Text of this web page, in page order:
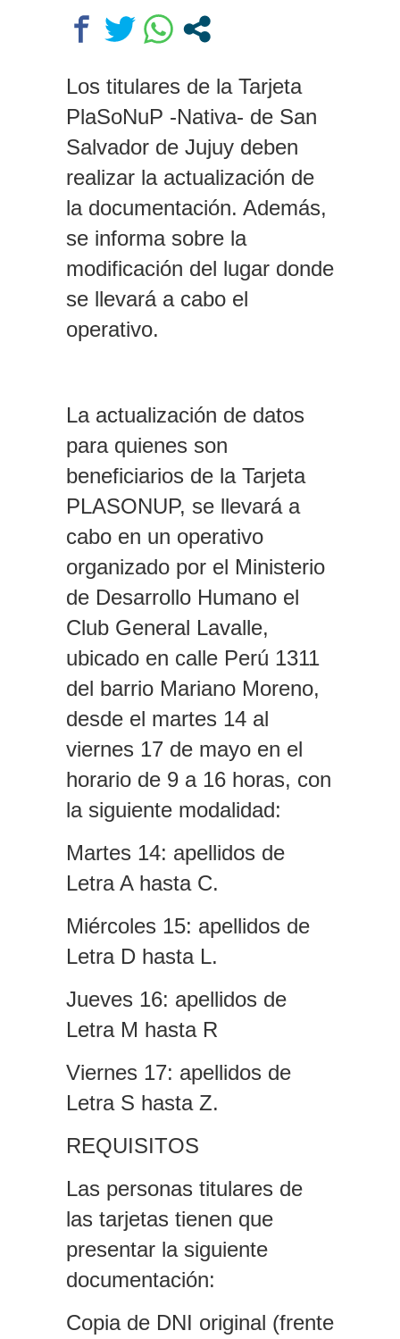
escondernos»
Escala el conflicto universitario:
que intime al Gobierno y aplique
multas si no cumple la Ley de
Fondos
Los titulares de la Tarjeta
PlaSoNuP -Nativa- de San
Salvador de Jujuy deben
realizar la actualización de
la documentación. Además,
se informa sobre la
modificación del lugar donde
se llevará a cabo el
operativo.
La actualización de datos
para quienes son
beneficiarios de la Tarjeta
PLASONUP, se llevará a
cabo en un operativo
organizado por el Ministerio
de Desarrollo Humano el
Club General Lavalle,
ubicado en calle Perú 1311
del barrio Mariano Moreno,
desde el martes 14 al
viernes 17 de mayo en el
horario de 9 a 16 horas, con
la siguiente modalidad:
Martes 14: apellidos de
Letra A hasta C.
Miércoles 15: apellidos de
Letra D hasta L.
Jueves 16: apellidos de
Letra M hasta R
Viernes 17: apellidos de
Letra S hasta Z.
REQUISITOS
Las personas titulares de
las tarjetas tienen que
presentar la siguiente
documentación:
Copia de DNI original (frente